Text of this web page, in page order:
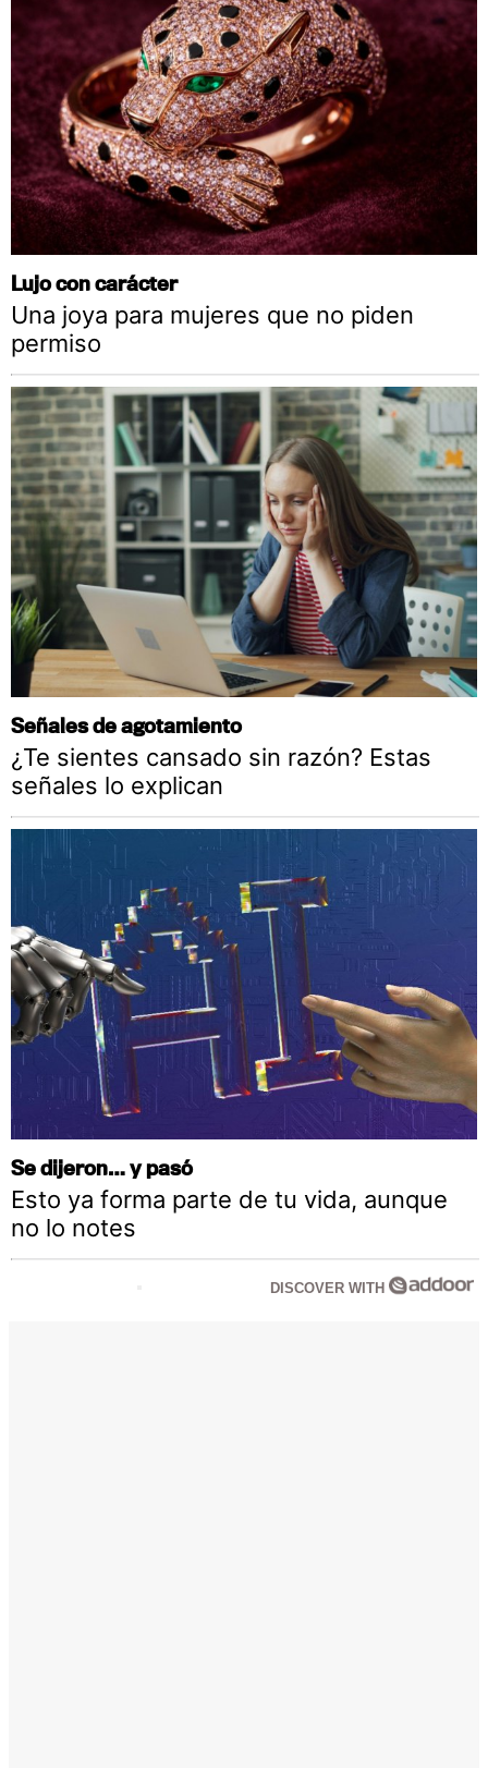
Lujo con carácter
Una joya para mujeres que no piden
permiso
Señales de agotamiento
¿Te sientes cansado sin razón? Estas
señales lo explican
Se dijeron… y pasó
Esto ya forma parte de tu vida, aunque
no lo notes
DISCOVER WITH